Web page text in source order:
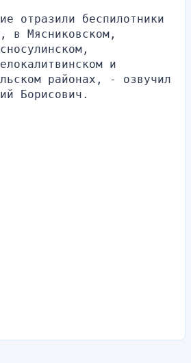
отразили беспилотники
в Мясниковском,
и
районах, - озвучил
Борисович.